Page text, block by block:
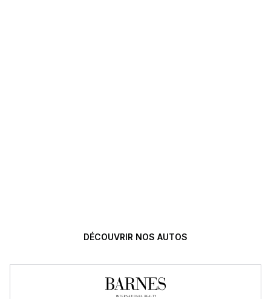
DÉCOUVRIR NOS AUTOS